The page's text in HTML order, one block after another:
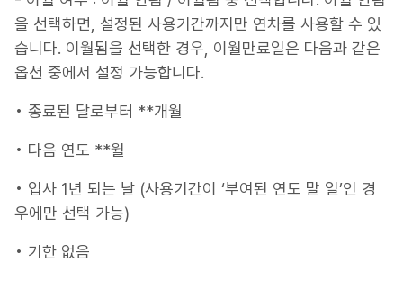
을 선택하면, 설정된 사용기간까지만 연차를 사용할 수 있
습니다. 이월됨을 선택한 경우, 이월만료일은 다음과 같은
옵션 중에서 설정 가능합니다.
• 종료된 달로부터 **개월
• 다음 연도 **월
• 입사 1년 되는 날 (사용기간이 ‘부여된 연도 말 일’인 경
우에만 선택 가능)
• 기한 없음